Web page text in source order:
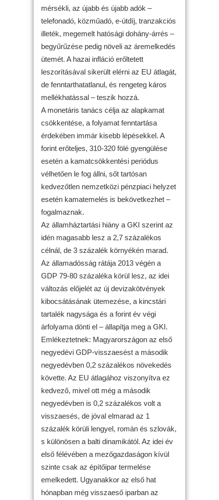
mérsékli, az újabb és újabb adók –
telefonadó, közműadó, e-útdíj, tranzakciós
illeték, megemelt hatósági dohány-árrés –
begyűrűzése pedig növeli az áremelkedés
ütemét. A hazai infláció erőltetett
leszorításával sikerült elérni az EU átlagát,
de fenntarthatatlanul, és rengeteg káros
mellékhatással – teszik hozzá.
A monetáris tanács célja az alapkamat
csökkentése, a folyamat fenntartása
érdekében immár kisebb lépésekkel. A
forint erőteljes, 310-320 fölé gyengülése
esetén a kamatcsökkentési periódus
vélhetően le fog állni, sőt tartósan
kedvezőtlen nemzetközi pénzpiaci helyzet
esetén kamatemelés is bekövetkezhet –
fogalmaznak.
Az államháztartási hiány a GKI szerint az
idén magasabb lesz a 2,7 százalékos
célnál, de 3 százalék környékén marad.
Az államadósság rátája 2013 végén a
GDP 79-80 százaléka körül lesz, az idei
változás előjelét az új devizakötvények
kibocsátásának ütemezése, a kincstári
tartalék nagysága és a forint év végi
árfolyama dönti el – állapítja meg a GKI.
Emlékeztetnek: Magyarországon az első
negyedévi GDP-visszaesést a második
negyedévben 0,2 százalékos növekedés
követte. Az EU átlagához viszonyítva ez
kedvező, mivel ott még a második
negyedévben is 0,2 százalékos volt a
visszaesés, de jóval elmarad az 1
százalék körüli lengyel, román és szlovák,
s különösen a balti dinamikától. Az idei év
első félévében a mezőgazdaságon kívül
szinte csak az építőipar termelése
emelkedett. Ugyanakkor az első hat
hónapban még visszaeső iparban az